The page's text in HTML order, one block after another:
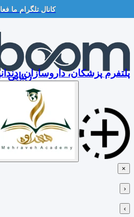
کانال تلگرام ما
Skip
content
پلتفرم پزشکان، داروسازان،زیبایی
×
‹
›